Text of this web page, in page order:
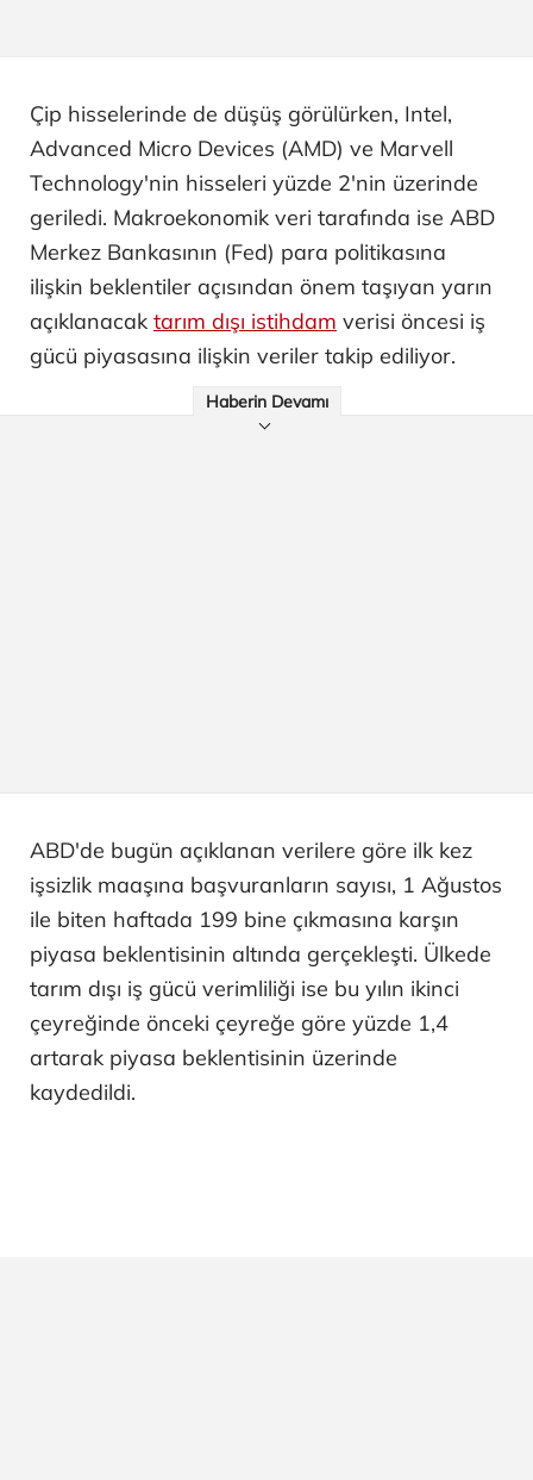
Çip hisselerinde de düşüş görülürken, Intel,
Advanced Micro Devices (AMD) ve Marvell
Technology'nin hisseleri yüzde 2'nin üzerinde
geriledi. Makroekonomik veri tarafında ise ABD
Merkez Bankasının (Fed) para politikasına
ilişkin beklentiler açısından önem taşıyan yarın
açıklanacak tarım dışı istihdam verisi öncesi iş
gücü piyasasına ilişkin veriler takip ediliyor.
Haberin Devamı
ABD'de bugün açıklanan verilere göre ilk kez
işsizlik maaşına başvuranların sayısı, 1 Ağustos
ile biten haftada 199 bine çıkmasına karşın
piyasa beklentisinin altında gerçekleşti. Ülkede
tarım dışı iş gücü verimliliği ise bu yılın ikinci
çeyreğinde önceki çeyreğe göre yüzde 1,4
artarak piyasa beklentisinin üzerinde
kaydedildi.